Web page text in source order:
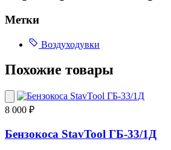
Метки
Воздуходувки
Похожие товары
8 000 ₽
Бензокоса StavTool ГБ-33/1Д